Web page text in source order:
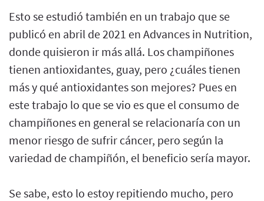
Esto se estudió también en un trabajo que se
publicó en abril de 2021 en Advances in Nutrition,
donde quisieron ir más allá. Los champiñones
tienen antioxidantes, guay, pero ¿cuáles tienen
más y qué antioxidantes son mejores? Pues en
este trabajo lo que se vio es que el consumo de
champiñones en general se relacionaría con un
menor riesgo de sufrir cáncer, pero según la
variedad de champiñón, el beneficio sería mayor.
Se sabe, esto lo estoy repitiendo mucho, pero